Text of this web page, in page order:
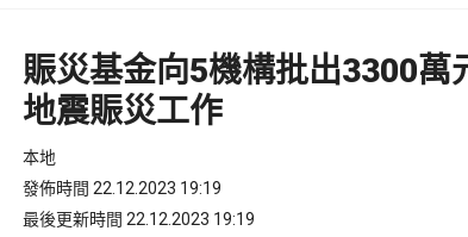
賑災基金向5機構批出3300
地震賑災工作
本地
發佈時間 22.12.2023 19:19
最後更新時間 22.12.2023 19:19